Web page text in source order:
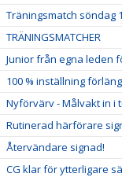
Träningsmatch söndag
TRÄNINGSMATCHER
Junior från egna leden
100 % inställning
Nyförvärv - Målvakt in i
Rutinerad härförare
Återvändare signad!
CG klar för ytterligare